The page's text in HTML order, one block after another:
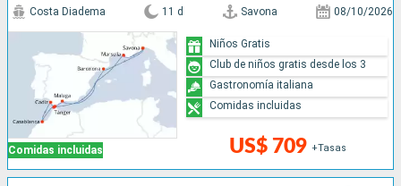
Comidas incluidas
Costa Diadema 11 d Savona 08/10/2026
US$ 709 +Tasas
Niños Gratis
Club de niños gratis desde los 3
Gastronomía italiana
Comidas incluidas